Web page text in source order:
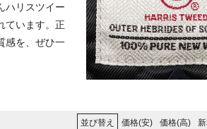
ハリスツイー
ています。正
感を、ぜひ一
並び替え 価格(安) 価格(高)